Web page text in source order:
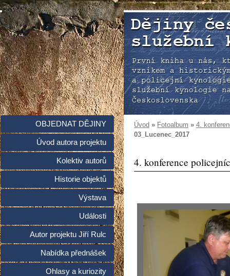
Úvod » Fotoalbum » 4.
03_Lucenec_2017
4. konference
OBJEDNAT DĚJINY
Úvod autora projektu
Kolektiv autorů
Historie objektů
Výstava
Události
Autor projektu Jiří Rulc
Nabídka přednášek
Ohlasy a kuriozity